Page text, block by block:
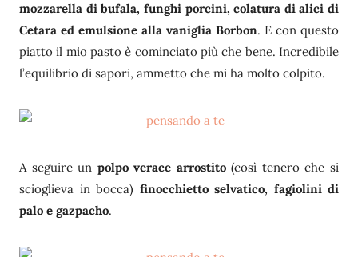
mozzarella di bufala, funghi porcini, colatura di alici di
Cetara ed emulsione alla vaniglia Borbon. E con questo
piatto il mio pasto è cominciato più che bene. Incredibile
l’equilibrio di sapori, ammetto che mi ha molto colpito.
A seguire un polpo verace arrostito(così tenero che si
scioglieva in bocca) finocchietto selvatico, fagiolini di
palo e gazpacho.